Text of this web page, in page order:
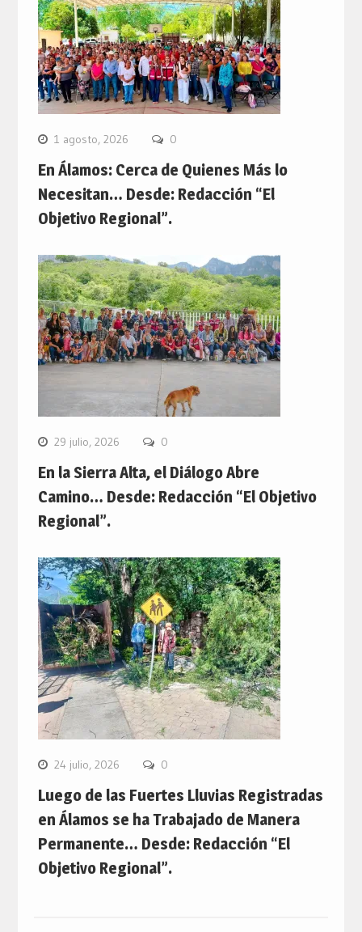
1 agosto, 2026 0
En Álamos: Cerca de Quienes Más lo
Necesitan… Desde: Redacción “El
Objetivo Regional”.
29 julio, 2026 0
En la Sierra Alta, el Diálogo Abre
Camino… Desde: Redacción “El Objetivo
Regional”.
24 julio, 2026 0
Luego de las Fuertes Lluvias Registradas
en Álamos se ha Trabajado de Manera
Permanente… Desde: Redacción “El
Objetivo Regional”.